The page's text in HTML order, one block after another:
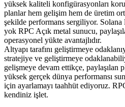
yüksek kaliteli konfigürasyonları
planlar hem gelişim hem de üretim
şekilde performans sergiliyor.
yok RPC Açık metal sunucu,
operasyonel yükte avantajlıdır.
Altyapı tarafını geliştirmeye
stratejiye ve geliştirmeye
gelişmeye devam ettikçe, paylaşılan
yüksek gerçek dünya performansı
için ayarlamayı taahhüt ediyoruz.
kendiniz işlet.